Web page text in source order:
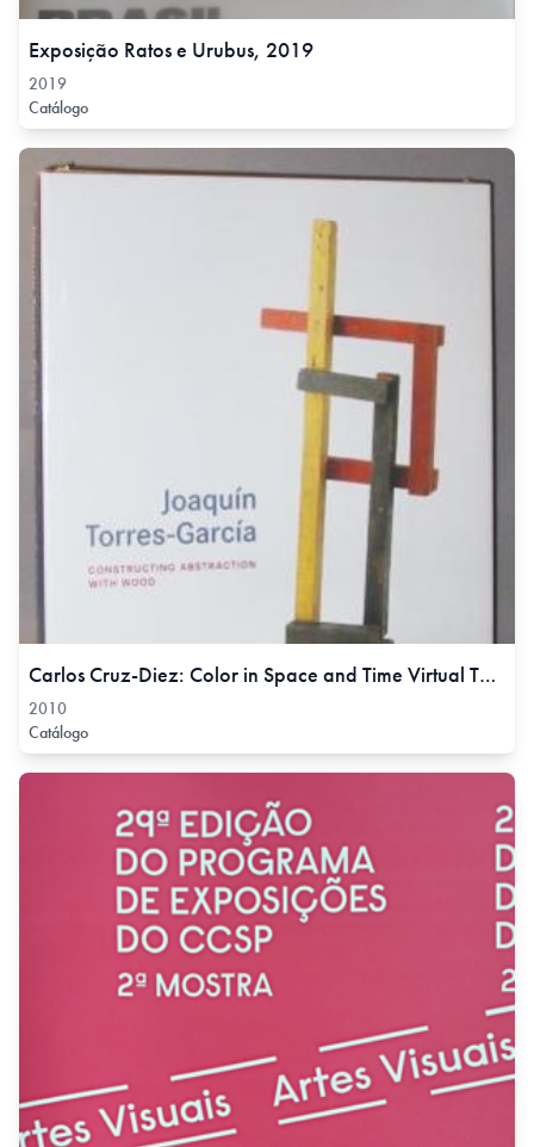
Exposição Ratos e Urubus, 2019
2019
Catálogo
Carlos Cruz-Diez: Color in Space and Time Virtual Tour, 2010
2010
Catálogo